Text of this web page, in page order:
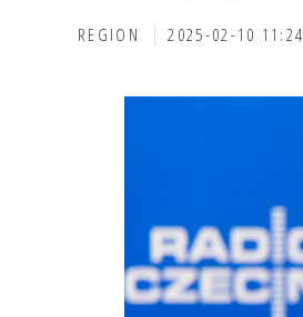
REGION 2025-02-10 11:24